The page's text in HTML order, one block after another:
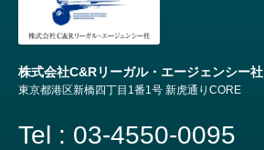
株式会社C&Rリーガル・エージェンシー社
東京都港区新橋四丁目1番1号 新虎通りCORE
Tel : 03-4550-0095